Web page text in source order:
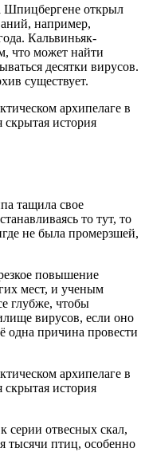
Шпицбергене открыл
например,
Кальвиньяк-
что может найти
десятки вирусов.
существует.
тащила свое
то тут, то
не была промерзшей,
повышение
мест, и ученым
глубже, чтобы
вирусов, если оно
одна причина провести
серии отвесных скал,
тысячи птиц, особенно